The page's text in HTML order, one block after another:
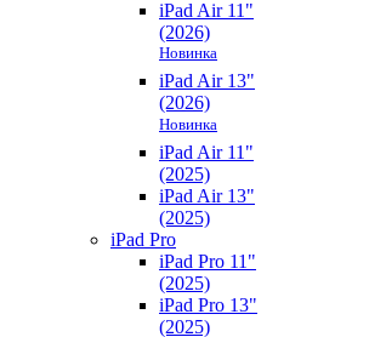
iPad Air 11"
(2026)
Новинка
iPad Air 13"
(2026)
Новинка
iPad Air 11"
(2025)
iPad Air 13"
(2025)
iPad Pro
iPad Pro 11"
(2025)
iPad Pro 13"
(2025)